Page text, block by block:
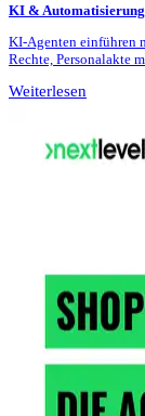
KI & Automatisierung
KI-Agenten einführen
Rechte, Personalakte
Weiterlesen